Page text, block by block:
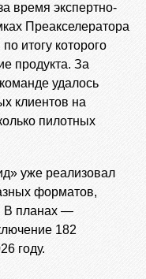
время экспертно-
Преакселератора
итогу которого
продукта. За
удалось
клиентов на
пилотных
уже реализовал
форматов,
В планах —
182
году.